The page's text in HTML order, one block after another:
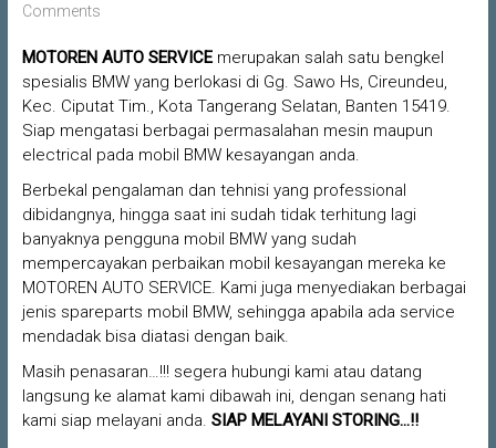
Comments
MOTOREN AUTO SERVICEmerupakan salah satu bengkel
spesialis BMW yang berlokasi di Gg. Sawo Hs, Cireundeu,
Kec. Ciputat Tim., Kota Tangerang Selatan, Banten 15419.
Siap mengatasi berbagai permasalahan mesin maupun
electrical pada mobil BMW kesayangan anda.
Berbekal pengalaman dan tehnisi yang professional
dibidangnya, hingga saat ini sudah tidak terhitung lagi
banyaknya pengguna mobil BMW yang sudah
mempercayakan perbaikan mobil kesayangan mereka ke
MOTOREN AUTO SERVICE. Kami juga menyediakan berbagai
jenis spareparts mobil BMW, sehingga apabila ada service
mendadak bisa diatasi dengan baik.
Masih penasaran…!!! segera hubungi kami atau datang
langsung ke alamat kami dibawah ini, dengan senang hati
kami siap melayani anda. SIAP MELAYANI STORING…!!